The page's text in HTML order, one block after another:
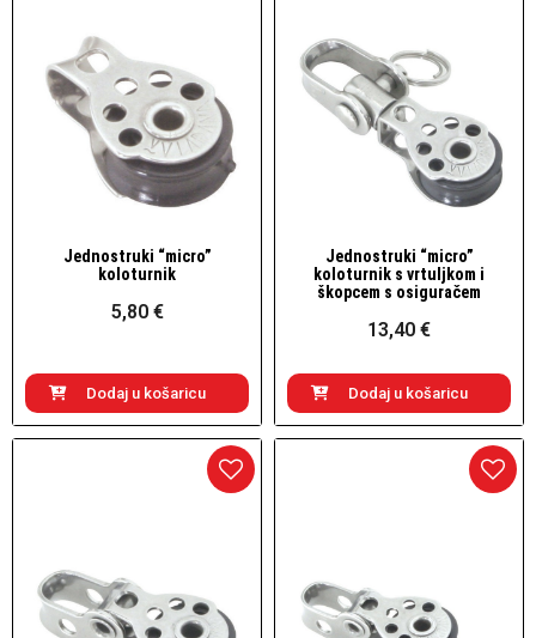
Brzi pogled
Jednostruki “micro”
koloturnik
5,80 €
Dodaj u košaricu
Brzi pogled
Jednostruki “micro”
koloturnik s vrtuljkom i
škopcem s osiguračem
13,40 €
Dodaj u košaricu